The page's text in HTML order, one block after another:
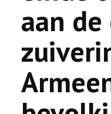
KERK
HAY DOUN
VERENIGINGEN
CONTACT
aan